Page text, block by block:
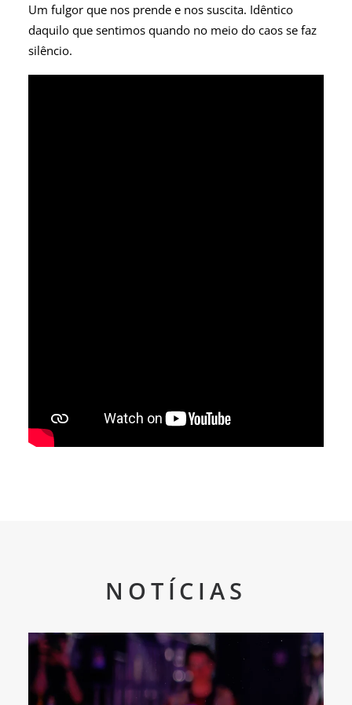
Um fulgor que nos prende e nos suscita. Idêntico
daquilo que sentimos quando no meio do caos se faz
silêncio.
NOTÍCIAS